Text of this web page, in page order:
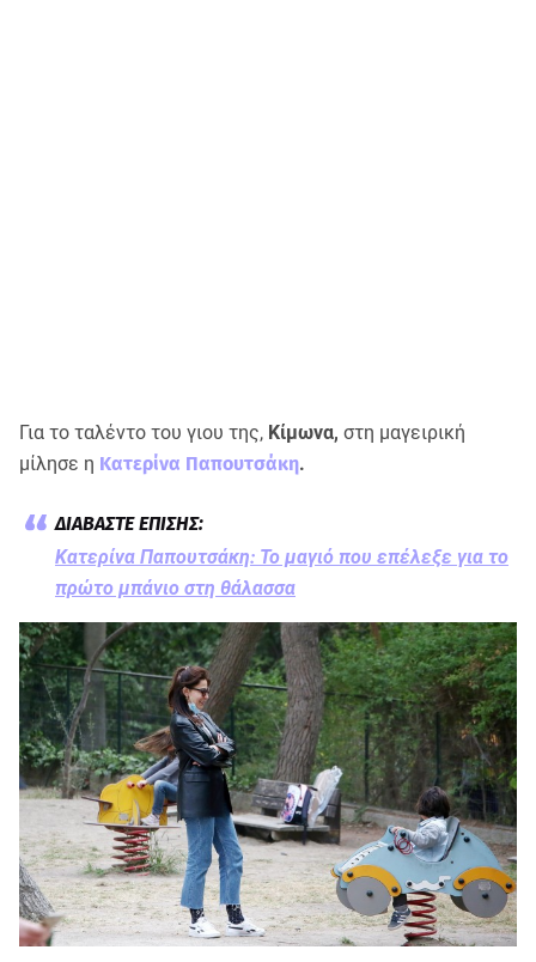
Για το ταλέντο του γιου της, Κίμωνα, στη μαγειρική
μίλησε η Κατερίνα Παπουτσάκη.
Κατερίνα Παπουτσάκη: Το μαγιό που επέλεξε για το
πρώτο μπάνιο στη θάλασσα